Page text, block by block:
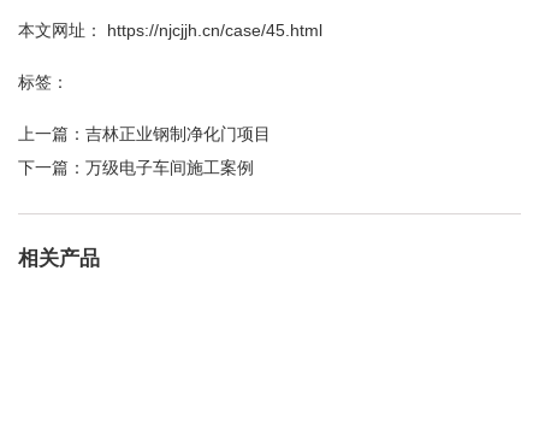
本文网址： https://njcjjh.cn/case/45.html
标签：
上一篇： 吉林正业钢制净化门项目
下一篇： 万级电子车间施工案例
相关产品